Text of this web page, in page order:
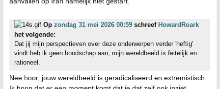
Op zondag 31 mei 2026 00:59 schreef HowardRoark
het volgende:
Dat jij mijn perspectieven over deze onderwerpen verder 'heftig'
vindt heb ik geen boodschap aan, mijn wereldbeeld is feitelijk en
rationeel.
Nee hoor, jouw wereldbeeld is geradicaliseerd en extremistisch.